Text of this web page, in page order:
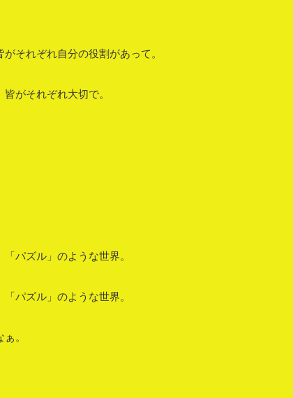
それぞれ自分の役割があって。
がそれぞれ大切で。
パズル」のような世界。
パズル」のような世界。
。